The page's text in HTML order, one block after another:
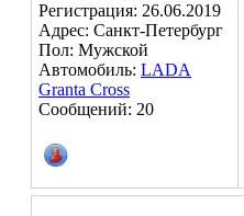
Регистрация: 26.06.2019
Адрес: Санкт-Петербург
Пол: Мужской
Автомобиль: LADA
Granta Cross
Сообщений: 20